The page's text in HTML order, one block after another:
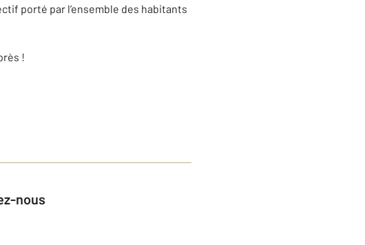
porté par l’ensemble des habitants
!
nous